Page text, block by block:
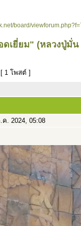
board/
เยี่ยม" (หลวงปู่มั่
[ 1 โพสต์ ]
ค. 2024, 05:08